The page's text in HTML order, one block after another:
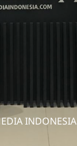
INDONESIA